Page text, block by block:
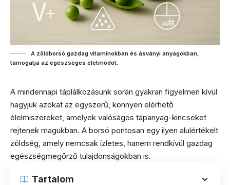
A zöldborsó gazdag vitaminokban és ásványi anyagokban,
támogatja az egészséges életmódot.
A mindennapi táplálkozásunk során gyakran figyelmen kívül
hagyjuk azokat az egyszerű, könnyen elérhető
élelmiszereket, amelyek valóságos tápanyag-kincseket
rejtenek magukban. A borsó pontosan egy ilyen alulértékelt
zöldség, amely nemcsak ízletes, hanem rendkívül gazdag
egészségmegőrző tulajdonságokban is.
Tartalom